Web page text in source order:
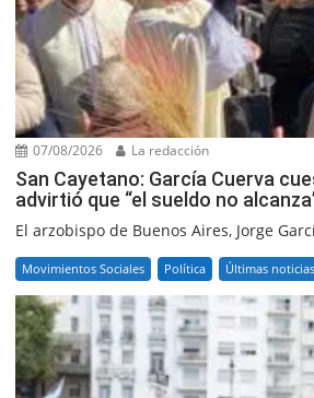
07/08/2026 La redacción
San Cayetano: García Cuerva
advirtió que “el sueldo no
El arzobispo de Buenos Aires, Jorge
Movimientos Sociales Política Últimas noticias